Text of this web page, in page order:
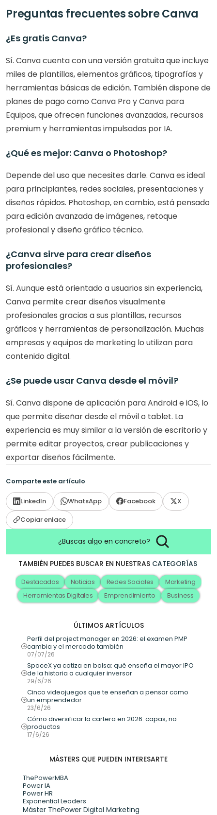
Preguntas frecuentes sobre Canva
¿Es gratis Canva?
Sí. Canva cuenta con una versión gratuita que incluye
miles de plantillas, elementos gráficos, tipografías y
herramientas básicas de edición. También dispone de
planes de pago como Canva Pro y Canva para
Equipos, que ofrecen funciones avanzadas, recursos
premium y herramientas impulsadas por IA.
¿Qué es mejor: Canva o Photoshop?
Depende del uso que necesites darle. Canva es ideal
para principiantes, redes sociales, presentaciones y
diseños rápidos. Photoshop, en cambio, está pensado
para edición avanzada de imágenes, retoque
profesional y diseño gráfico técnico.
¿Canva sirve para crear diseños
profesionales?
Sí. Aunque está orientado a usuarios sin experiencia,
Canva permite crear diseños visualmente
profesionales gracias a sus plantillas, recursos
gráficos y herramientas de personalización. Muchas
empresas y equipos de marketing lo utilizan para
contenido digital.
¿Se puede usar Canva desde el móvil?
Sí. Canva dispone de aplicación para Android e iOS, lo
que permite diseñar desde el móvil o tablet. La
experiencia es muy similar a la versión de escritorio y
permite editar proyectos, crear publicaciones y
exportar diseños fácilmente.
Comparte este artículo
LinkedIn WhatsApp Facebook
X
Copiar enlace
¿Buscas algo en concreto?
TAMBIÉN PUEDES BUSCAR EN NUESTRAS CATEGORÍAS
Destacados Noticias Redes Sociales
Marketing
Herramientas Digitales
Emprendimiento Business
ÚLTIMOS ARTÍCULOS
Perfil del project manager en 2026: el examen PMP
cambia y el mercado también
07/07/26
SpaceX ya cotiza en bolsa: qué enseña el mayor IPO
de la historia a cualquier inversor
29/6/26
Cinco videojuegos que te enseñan a pensar como
un emprendedor
23/6/26
Cómo diversificar la cartera en 2026: capas, no
productos
17/6/26
MÁSTERS QUE PUEDEN INTERESARTE
ThePowerMBA
Power IA
Power HR
Exponential Leaders
Máster ThePower Digital Marketing